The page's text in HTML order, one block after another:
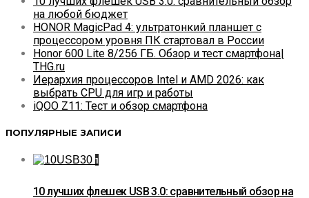
на любой бюджет
HONOR MagicPad 4: ультратонкий планшет с
процессором уровня ПК стартовал в России
Honor 600 Lite 8/256 ГБ. Обзор и тест смартфона|
THG.ru
Иерархия процессоров Intel и AMD 2026: как
выбрать CPU для игр и работы
iQOO Z11: Тест и обзор смартфона
ПОПУЛЯРНЫЕ ЗАПИСИ
1
10 лучших флешек USB 3.0: сравнительный обзор на